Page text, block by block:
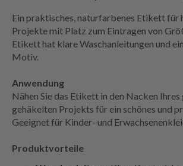
Ein praktisches, naturfarbenes Etikett für
Projekte mit Platz zum Eintragen von
Etikett hat klare Waschanleitungen und
Motiv.
Anwendung
Nähen Sie das Etikett in den Nacken
gehäkelten Projekts für ein schönes und
Geeignet für Kinder- und
Produktvorteile